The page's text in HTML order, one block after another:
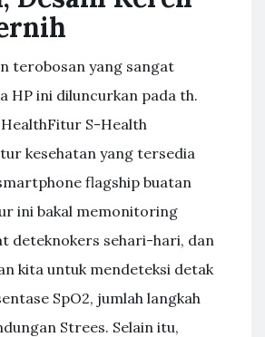
terobosan yang sangat
HP ini diluncurkan pada th.
S-Health
kesehatan yang tersedia
flagship buatan
ini bakal memonitoring
deteknokers sehari-hari, dan
kita untuk mendeteksi detak
SpO2, jumlah langkah
Strees. Selain itu,